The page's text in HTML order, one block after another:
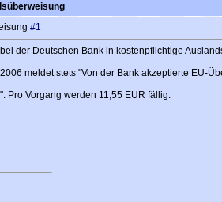
#1
der Deutschen Bank in kostenpflichtige
meldet stets "Von der Bank akzeptierte EU-
Pro Vorgang werden 11,55 EUR fällig.